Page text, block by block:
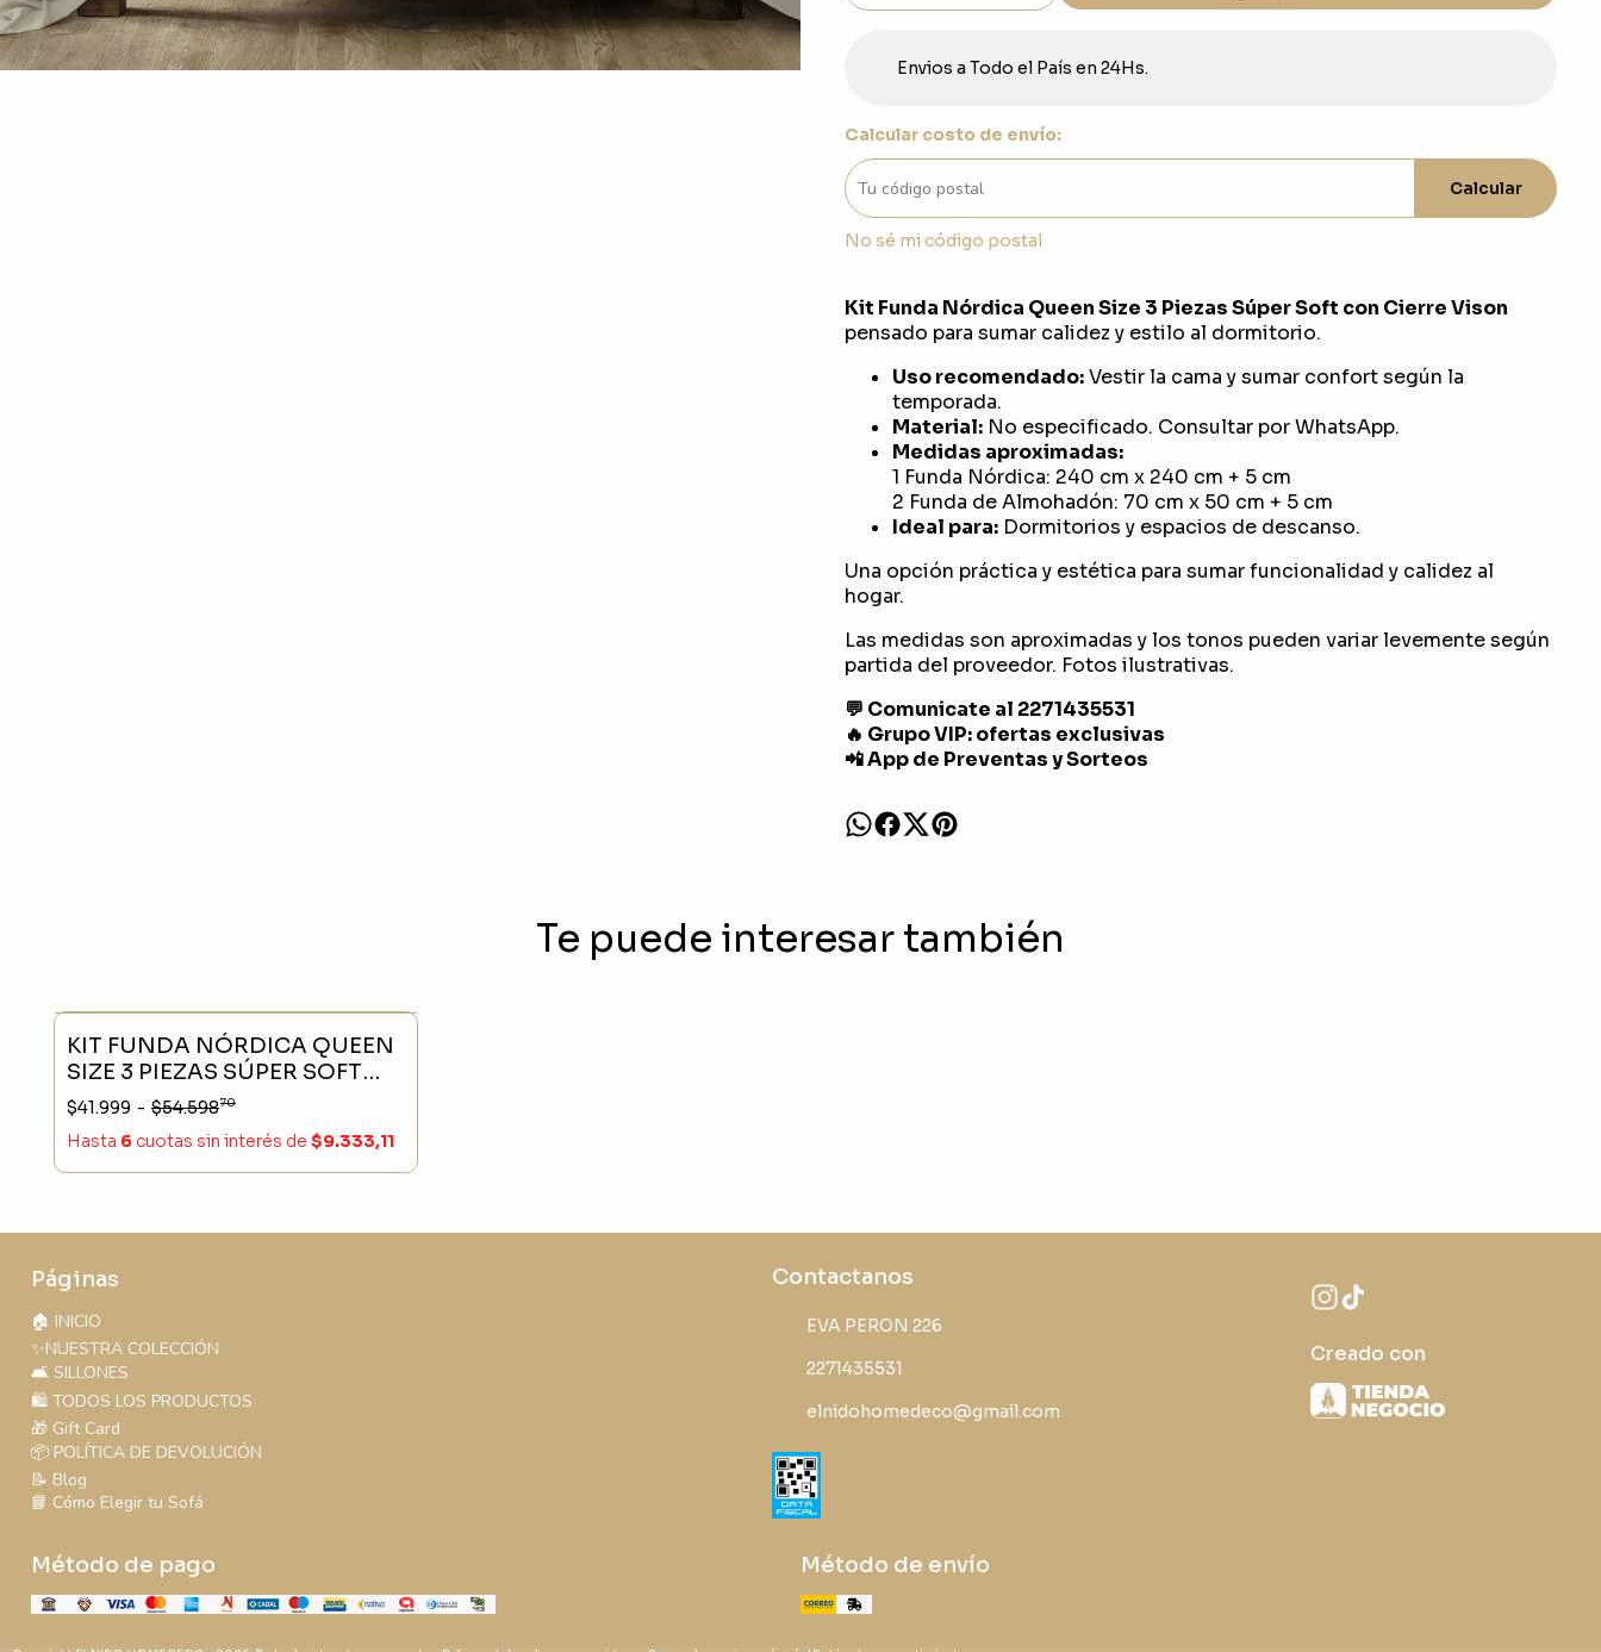
Envios a Todo el País en 24Hs.
Calcular costo de envío:
Calcular
No sé mi código postal
Kit Funda Nórdica Queen Size 3 Piezas Súper Soft con Cierre Vison
pensado para sumar calidez y estilo al dormitorio.
Uso recomendado:Vestir la cama y sumar confort según la
temporada.
Material:No especificado. Consultar por WhatsApp.
Medidas aproximadas:
1 Funda Nórdica: 240 cm x 240 cm + 5 cm
2 Funda de Almohadón: 70 cm x 50 cm + 5 cm
Ideal para:Dormitorios y espacios de descanso.
Una opción práctica y estética para sumar funcionalidad y calidez al
hogar.
Las medidas son aproximadas y los tonos pueden variar levemente según
partida del proveedor. Fotos ilustrativas.
💬 Comunicate al 2271435531
🔥 Grupo VIP: ofertas exclusivas
📲 App de Preventas y Sorteos
Te puede interesar también
SIN STOCK - 23 %
KIT FUNDA NÓRDICA QUEEN
SIZE 3 PIEZAS SÚPER SOFT
CON CIERRE GRIS CLARO
$41.999 - $54.59870
Hasta 6 cuotas sin interés de $9.333,11
Páginas
🏠 INICIO
✨NUESTRA COLECCIÓN
🛋️ SILLONES
🛍️ TODOS LOS PRODUCTOS
🎁 Gift Card
📦 POLÍTICA DE DEVOLUCIÓN
📝 Blog
📘 Cómo Elegir tu Sofá
Contactanos
EVA PERON 226
2271435531
elnidohomedeco@gmail.com
Creado con
Método de pago Método de envío